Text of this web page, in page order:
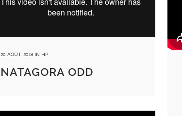
20 AOÛT, 2018 IN HP
NATAGORA ODD